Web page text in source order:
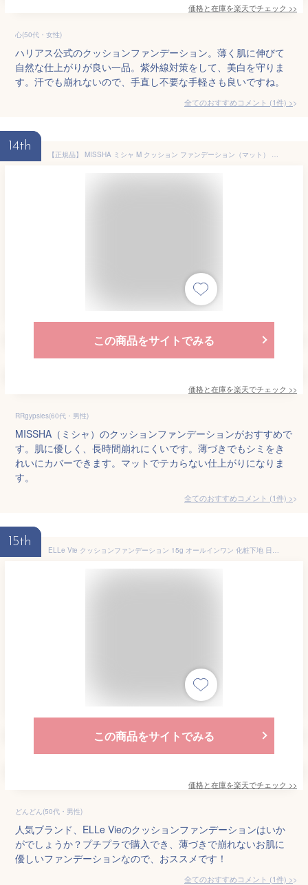
価格と在庫を楽天でチェック >>
心(50代・女性)
ハリアス公式のクッションファンデーション。薄く肌に伸びて
自然な仕上がりが良い一品。紫外線対策をして、美白を守りま
す。汗でも崩れないので、手直し不要な手軽さも良いですね。
全てのおすすめコメント (1件) >
14th
【正規品】 MISSHA ミシャ M クッション ファンデーション（マット） 韓国 コスメ クッションファンデ レフィル ベースメイク シミ シワ ハリ 肌に優しい 崩れにくい 長時間キープ エアインパフ ベースメイク マット 本体メール便 送料無料 代引き不可
この商品をサイトでみる
価格と在庫を楽天でチェック >>
RRgypsies(60代・男性)
MISSHA（ミシャ）のクッションファンデーションがおすすめで
す。肌に優しく、長時間崩れにくいです。薄づきでもシミをき
れいにカバーできます。マットでテカらない仕上がりになりま
す。
全てのおすすめコメント (1件) >
15th
ELLe Vie クッションファンデーション 15g オールインワン 化粧下地 日焼け止め SPF30 PA+++ 保湿 日本製 W幹細胞 スーパーモイスト ビタミンC NMNホワイトニング クッション ファンデ エルヴィ (T)
この商品をサイトでみる
価格と在庫を楽天でチェック >>
どんどん(50代・男性)
人気ブランド、ELLe Vieのクッションファンデーションはいか
がでしょうか？プチプラで購入でき、薄づきで崩れないお肌に
優しいファンデーションなので、おススメです！
全てのおすすめコメント (1件) >